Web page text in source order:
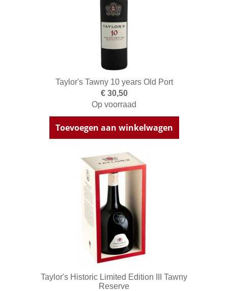
Taylor's Tawny 10 years Old Port
€ 30,50
Op voorraad
Toevoegen aan winkelwagen
Taylor's Historic Limited Edition III Tawny
Reserve